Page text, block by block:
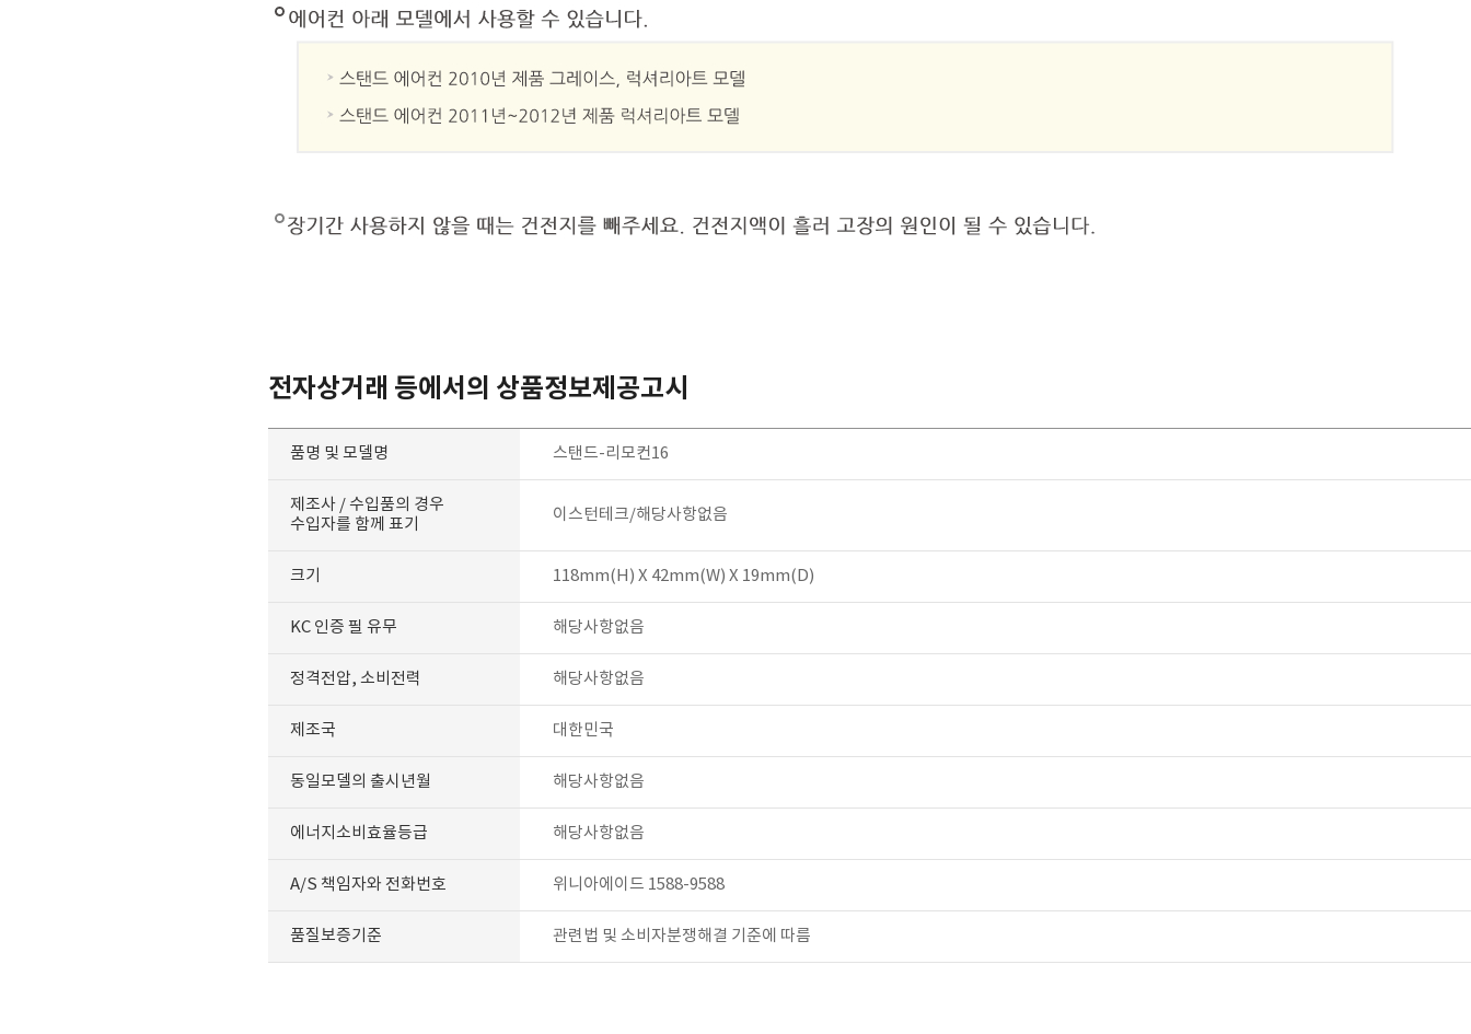
전자상거래 등에서의 상품정보제공고시
품명 및 모델명 스탠드-리모컨16
제조사 / 수입품의 경우
수입자를 함께 표기
이스턴테크/해당사항없음
크기 118mm(H) X 42mm(W) X 19mm(D)
KC 인증 필 유무 해당사항없음
정격전압, 소비전력 해당사항없음
제조국 대한민국
동일모델의 출시년월 해당사항없음
에너지소비효율등급 해당사항없음
A/S 책임자와 전화번호 위니아에이드 1588-9588
품질보증기준 관련법 및 소비자분쟁해결 기준에 따름